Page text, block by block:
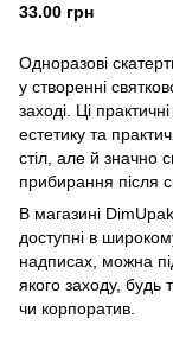
Одноразові
у створенні
заході. Ці
естетику та
стіл, але й значно
прибирання після
В магазині
доступні в
надписах, можна
якого заходу, будь
чи корпоратив.
33.00 грн